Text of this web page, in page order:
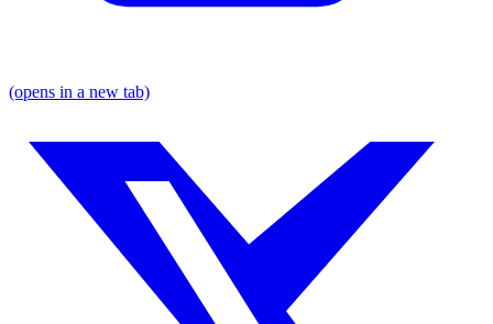
(opens in a new tab)